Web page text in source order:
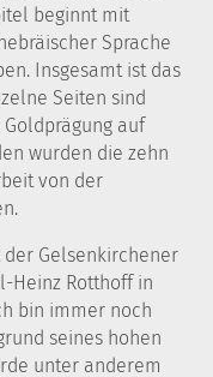
beginnt mit
Sprache
Insgesamt ist das
Seiten sind
auf
wurden die zehn
von der
der Gelsenkirchener
Heinz Rotthoff in
bin immer noch
seines hohen
unter anderem